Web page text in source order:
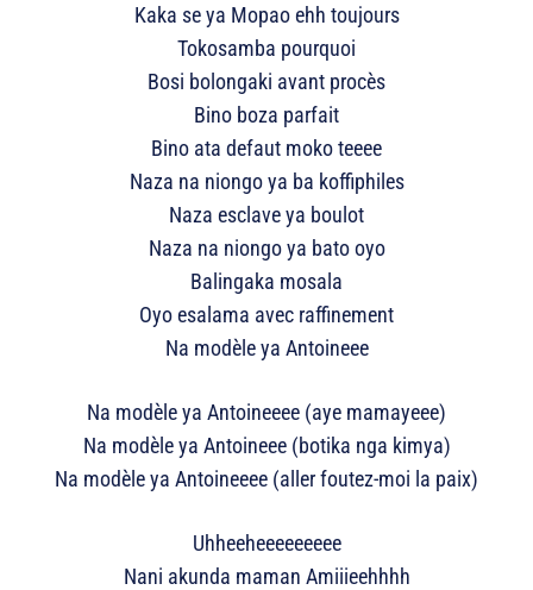
Kaka se ya Mopao ehh toujours
Tokosamba pourquoi
Bosi bolongaki avant procès
Bino boza parfait
Bino ata defaut moko teeee
Naza na niongo ya ba koffiphiles
Naza esclave ya boulot
Naza na niongo ya bato oyo
Balingaka mosala
Oyo esalama avec raffinement
Na modèle ya Antoineee
Na modèle ya Antoineeee (aye mamayeee)
Na modèle ya Antoineee (botika nga kimya)
Na modèle ya Antoineeee (aller foutez-moi la paix)
Uhheeheeeeeeeee
Nani akunda maman Amiiieehhhh